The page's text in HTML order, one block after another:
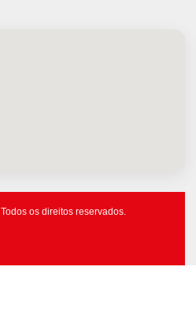
os direitos reservados.